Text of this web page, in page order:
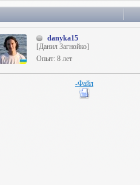
danyka15
[Данил Загнойко]
Опыт: 8 лет
-Файл